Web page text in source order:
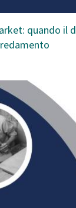
quando il